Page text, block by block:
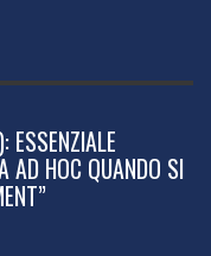
ESSENZIALE
AD HOC QUANDO SI